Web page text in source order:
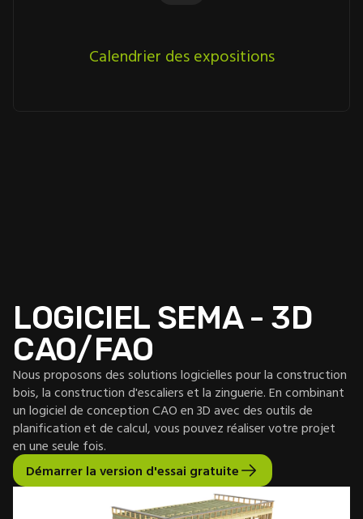
Calendrier des expositions
LOGICIEL SEMA - 3D
CAO/FAO
Nous proposons des solutions logicielles pour la construction
bois, la construction d'escaliers et la zinguerie. En combinant
un logiciel de conception CAO en 3D avec des outils de
planification et de calcul, vous pouvez réaliser votre projet
en une seule fois.
Démarrer la version d'essai gratuite